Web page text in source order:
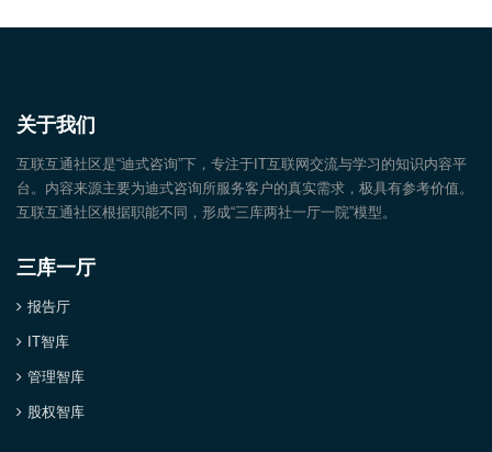
关于我们
互联互通社区是“迪式咨询”下，专注于IT互联网交流与学习的知识内容平
台。内容来源主要为迪式咨询所服务客户的真实需求，极具有参考价值。
互联互通社区根据职能不同，形成“三库两社一厅一院”模型。
三库一厅
报告厅
IT智库
管理智库
股权智库